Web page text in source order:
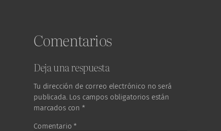
Comentarios
Deja una respuesta
Tu dirección de correo electrónico no será
publicada. Los campos obligatorios están
marcados con*
Comentario*